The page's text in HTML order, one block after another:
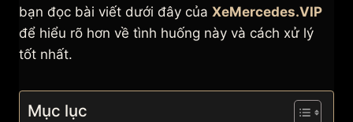
bạn đọc bài viết dưới đây của XeMercedes.VIP
để hiểu rõ hơn về tình huống này và cách xử lý
tốt nhất.
Mục lục